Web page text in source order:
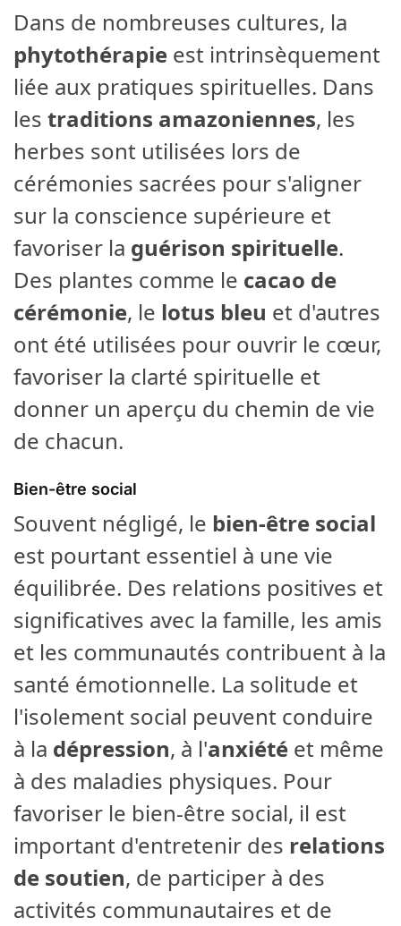
Dans de nombreuses cultures, la
phytothérapie est intrinsèquement
liée aux pratiques spirituelles. Dans
les traditions amazoniennes, les
herbes sont utilisées lors de
cérémonies sacrées pour s'aligner
sur la conscience supérieure et
favoriser la guérison spirituelle.
Des plantes comme le cacao de
cérémonie, le lotus bleu et d'autres
ont été utilisées pour ouvrir le cœur,
favoriser la clarté spirituelle et
donner un aperçu du chemin de vie
de chacun.
Bien-être social
Souvent négligé, le bien-être social
est pourtant essentiel à une vie
équilibrée. Des relations positives et
significatives avec la famille, les amis
et les communautés contribuent à la
santé émotionnelle. La solitude et
l'isolement social peuvent conduire
à la dépression, à l'anxiété et même
à des maladies physiques. Pour
favoriser le bien-être social, il est
important d'entretenir des relations
de soutien, de participer à des
activités communautaires et de